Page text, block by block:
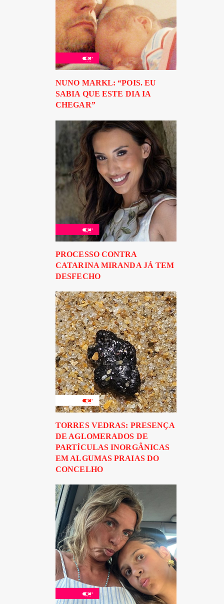
NUNO MARKL: “POIS. EU
SABIA QUE ESTE DIA IA
CHEGAR”
PROCESSO CONTRA
CATARINA MIRANDA JÁ TEM
DESFECHO
TORRES VEDRAS: PRESENÇA
DE AGLOMERADOS DE
PARTÍCULAS INORGÂNICAS
EM ALGUMAS PRAIAS DO
CONCELHO